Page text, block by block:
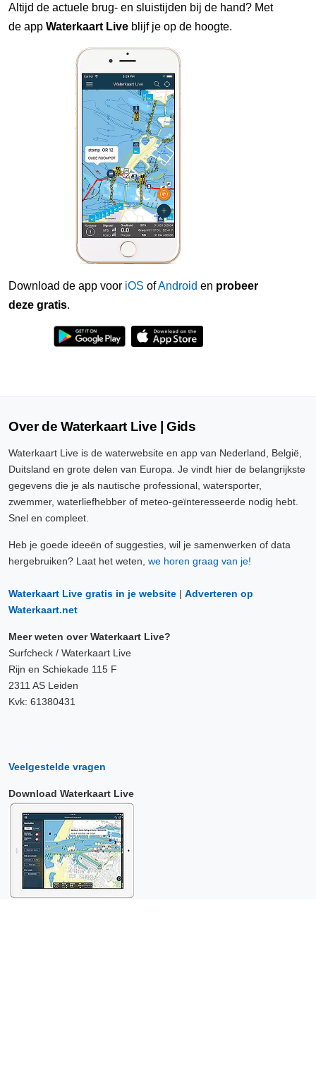
Altijd de actuele brug- en sluistijden bij de hand? Met
de app Waterkaart Live blijf je op de hoogte.
Download de app voor iOS ofAndroid en probeer
deze gratis.
Over de Waterkaart Live | Gids
Waterkaart Live is de waterwebsite en app van Nederland, België,
Duitsland en grote delen van Europa. Je vindt hier de belangrijkste
gegevens die je als nautische professional, watersporter,
zwemmer, waterliefhebber of meteo-geïnteresseerde nodig hebt.
Snel en compleet.
Heb je goede ideeën of suggesties, wil je samenwerken of data
hergebruiken? Laat het weten, we horen graag van je!
Waterkaart Live gratis in je website | Adverteren op
Waterkaart.net
Meer weten over Waterkaart Live?
Surfcheck / Waterkaart Live
Rijn en Schiekade 115 F
2311 AS Leiden
Kvk: 61380431
Veelgestelde vragen
Download Waterkaart Live